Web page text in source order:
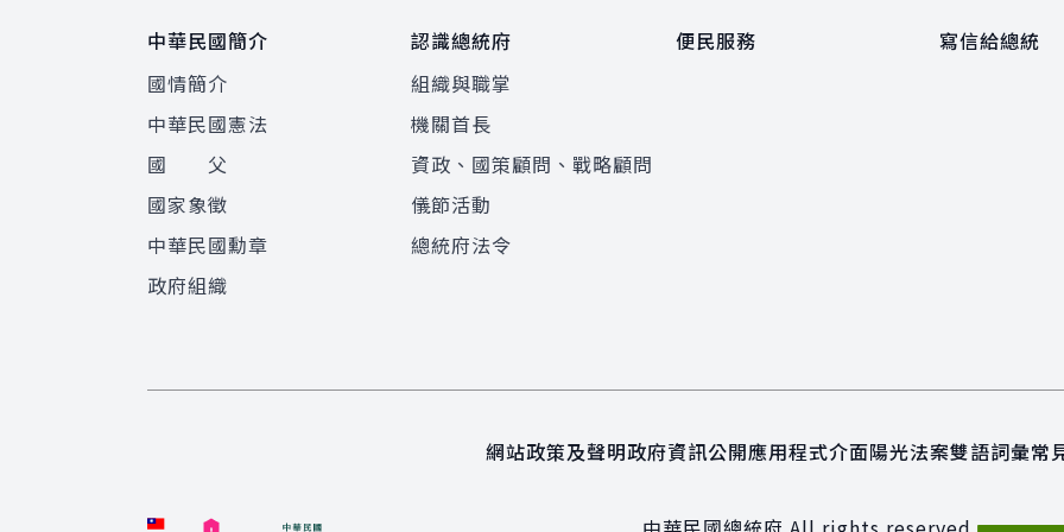
中華民國簡介
國情簡介
中華民國憲法
國 父
國家象徵
中華民國勳章
政府組織
認識總統府
組織與職掌
機關首長
資政、國策顧問、戰略顧問
儀節活動
總統府法令
便民服務 寫信給總統
網站政策及聲明政府資訊公開應用程式介面陽光法案雙語詞彙常